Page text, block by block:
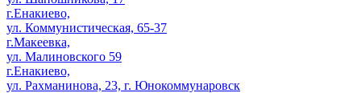
г.Енакиево,
ул. Коммунистическая, 65-37
г.Макеевка,
ул. Малиновского 59
г.Енакиево,
ул. Рахманинова, 23, г. Юнокоммунаровск